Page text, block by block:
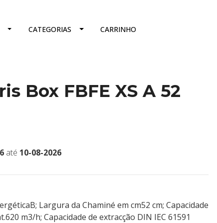
CATEGORIAS CARRINHO
Box FBFE XS A 52
até 10-08-2026
Largura da Chaminé em cm52 cm; Capacidade
m3/h; Capacidade de extracção DIN IEC 61591